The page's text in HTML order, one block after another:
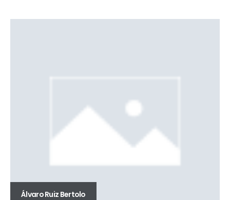
Álvaro Ruiz Bertolo